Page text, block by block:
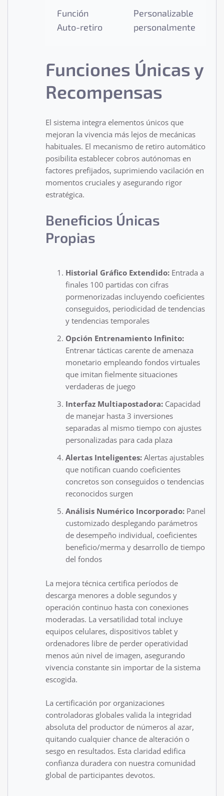
Función
Auto-retiro
Personalizable
personalmente
Funciones Únicas y
Recompensas
El sistema integra elementos únicos que
mejoran la vivencia más lejos de mecánicas
habituales. El mecanismo de retiro automático
posibilita establecer cobros autónomas en
factores prefijados, suprimiendo vacilación en
momentos cruciales y asegurando rigor
estratégica.
Beneficios Únicas
Propias
Historial Gráfico Extendido: Entrada a
finales 100 partidas con cifras
pormenorizadas incluyendo coeficientes
conseguidos, periodicidad de tendencias
y tendencias temporales
Opción Entrenamiento Infinito:
Entrenar tácticas carente de amenaza
monetario empleando fondos virtuales
que imitan fielmente situaciones
verdaderas de juego
Interfaz Multiapostadora: Capacidad
de manejar hasta 3 inversiones
separadas al mismo tiempo con ajustes
personalizadas para cada plaza
Alertas Inteligentes: Alertas ajustables
que notifican cuando coeficientes
concretos son conseguidos o tendencias
reconocidos surgen
Análisis Numérico Incorporado: Panel
customizado desplegando parámetros
de desempeño individual, coeficientes
beneficio/merma y desarrollo de tiempo
del fondos
La mejora técnica certifica períodos de
descarga menores a doble segundos y
operación continuo hasta con conexiones
moderadas. La versatilidad total incluye
equipos celulares, dispositivos tablet y
ordenadores libre de perder operatividad
menos aún nivel de imagen, asegurando
vivencia constante sin importar de la sistema
escogida.
La certificación por organizaciones
controladoras globales valida la integridad
absoluta del productor de números al azar,
quitando cualquier chance de alteración o
sesgo en resultados. Esta claridad edifica
confianza duradera con nuestra comunidad
global de participantes devotos.